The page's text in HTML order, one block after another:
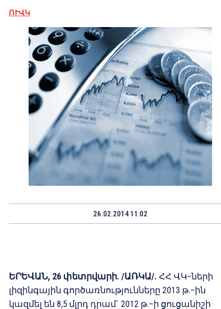
ՈՒՎԿ
26.02.2014 11:02
ԵՐԵՎԱՆ, 26 փետրվարի. /ԱՌԿԱ/. ՀՀ ՎԿ–ների
լիզինգային գործառնությունները 2013 թ.–ին
կազմել են 8,5 մլրդ դրամ` 2012 թ.–ի ցուցանիշի